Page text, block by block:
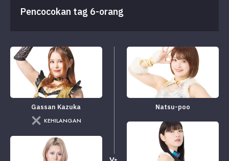
Pencocokan tag 6-orang
Gassan Kazuka
KEHILANGAN
Natsu-poo